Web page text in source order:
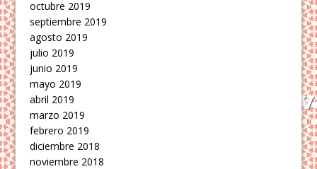
octubre 2019
septiembre 2019
agosto 2019
julio 2019
junio 2019
mayo 2019
abril 2019
marzo 2019
febrero 2019
diciembre 2018
noviembre 2018